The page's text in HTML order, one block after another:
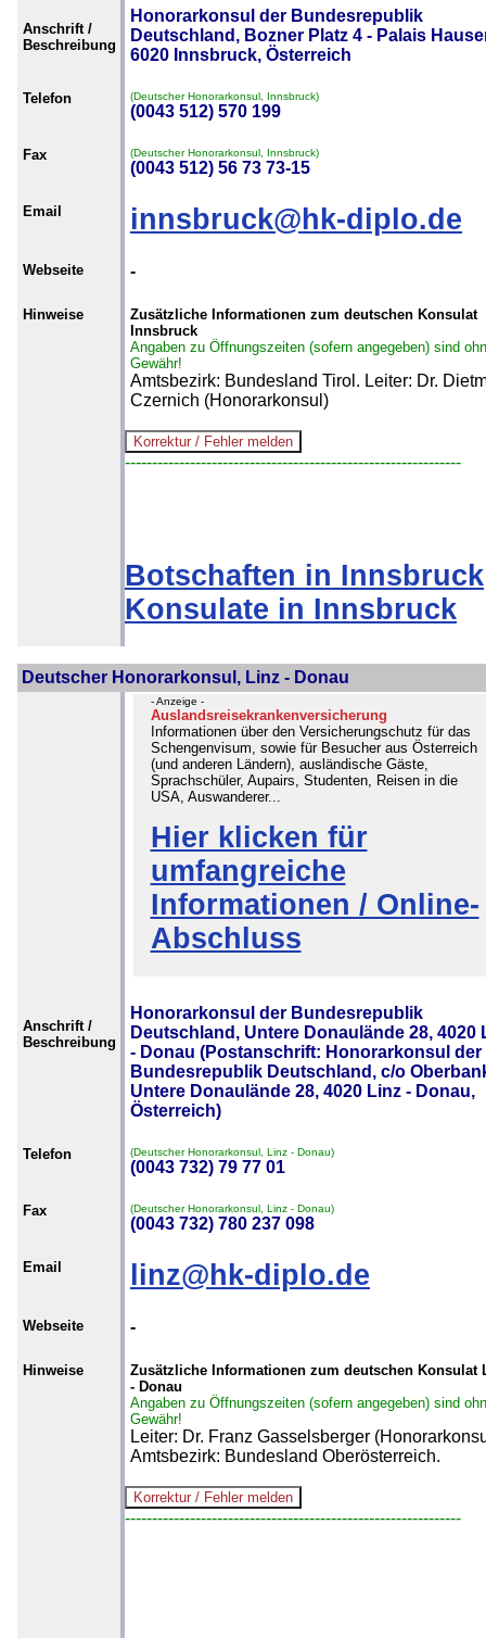
Anschrift /
Beschreibung
Honorarkonsul der Bundesrepublik
Deutschland, Bozner Platz 4 - Palais
6020 Innsbruck, Österreich
Telefon (Deutscher Honorarkonsul, Innsbruck)
(0043 512) 570 199
Fax (Deutscher Honorarkonsul, Innsbruck)
(0043 512) 56 73 73-15
Email innsbruck@hk-diplo.de
Webseite -
Hinweise
Zusätzliche Informationen zum deutschen Konsulat
Innsbruck
Angaben zu Öffnungszeiten (sofern angegeben) sind
Gewähr!
Amtsbezirk: Bundesland Tirol. Leiter: Dr.
Czernich (Honorarkonsul)
--------------------------------------------------------------
Botschaften in Innsbruck
Konsulate in Innsbruck
Deutscher Honorarkonsul, Linz - Donau
- Anzeige -
Auslandsreisekrankenversicherung
Informationen über den Versicherungschutz für das
Schengenvisum, sowie für Besucher aus Österreich
(und anderen Ländern), ausländische Gäste,
Sprachschüler, Aupairs, Studenten, Reisen in die
USA, Auswanderer...
Hier klicken für
umfangreiche
Informationen / Online-
Abschluss
Anschrift /
Beschreibung
Honorarkonsul der Bundesrepublik
Deutschland, Untere Donaulände 28, 4020
- Donau (Postanschrift: Honorarkonsul der
Bundesrepublik Deutschland, c/o
Untere Donaulände 28, 4020 Linz - Donau,
Österreich)
Telefon (Deutscher Honorarkonsul, Linz - Donau)
(0043 732) 79 77 01
Fax (Deutscher Honorarkonsul, Linz - Donau)
(0043 732) 780 237 098
Email linz@hk-diplo.de
Webseite -
Hinweise
Zusätzliche Informationen zum deutschen Konsulat
- Donau
Angaben zu Öffnungszeiten (sofern angegeben) sind
Gewähr!
Leiter: Dr. Franz Gasselsberger
Amtsbezirk: Bundesland Oberösterreich.
--------------------------------------------------------------